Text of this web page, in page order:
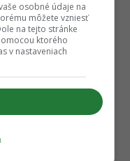
osobné údaje na
môžete vzniesť
na tejto stránke
ktorého
v nastaveniach